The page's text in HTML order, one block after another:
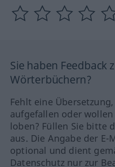
Sie haben Feedback
Wörterbüchern?
Fehlt eine
aufgefallen oder
loben? Füllen Sie bitte
aus. Die Angabe der E-
optional und dient
Datenschutz nur zur